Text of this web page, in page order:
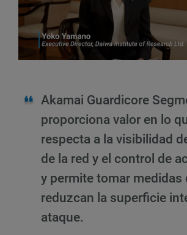
Akamai Guardicore
proporciona valor en lo
respecta a la visibilidad
de la red y el control de
y permite tomar medidas
reduzcan la superficie
ataque.